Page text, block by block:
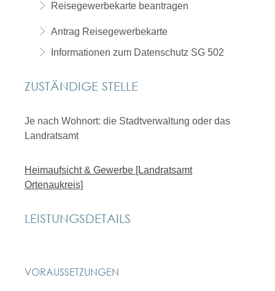
Reisegewerbekarte beantragen
Antrag Reisegewerbekarte
Informationen zum Datenschutz SG 502
ZUSTÄNDIGE STELLE
Je nach Wohnort: die Stadtverwaltung oder das
Landratsamt
Heimaufsicht & Gewerbe [Landratsamt
Ortenaukreis]
LEISTUNGSDETAILS
VORAUSSETZUNGEN